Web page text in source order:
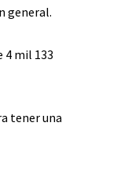
general.
4 mil 133
tener una